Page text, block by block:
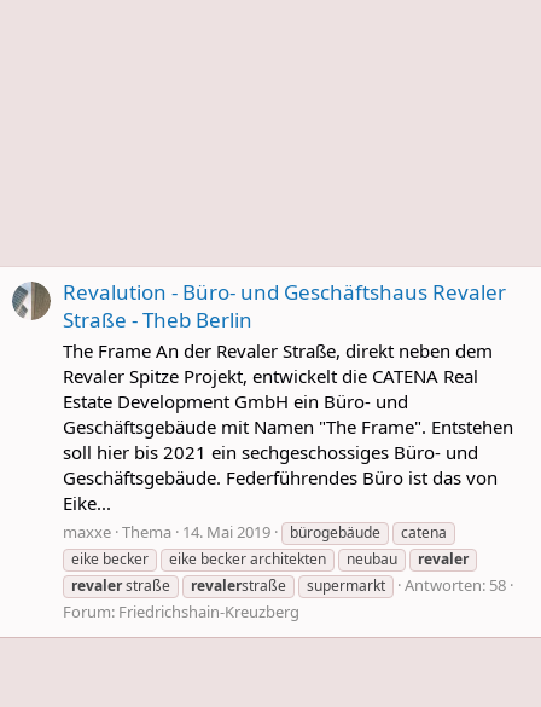
Revalution - Büro- und Geschäftshaus Revaler
Straße - Theb Berlin
The Frame An der Revaler Straße, direkt neben dem
Revaler Spitze Projekt, entwickelt die CATENA Real
Estate Development GmbH ein Büro- und
Geschäftsgebäude mit Namen "The Frame". Entstehen
soll hier bis 2021 ein sechgeschossiges Büro- und
Geschäftsgebäude. Federführendes Büro ist das von
Eike...
maxxe Thema 14. Mai 2019 bürogebäude
catena
eike becker
eike becker architekten neubau
revaler
revalerstraße revalerstraße supermarkt
Antworten: 58
Forum: Friedrichshain-Kreuzberg